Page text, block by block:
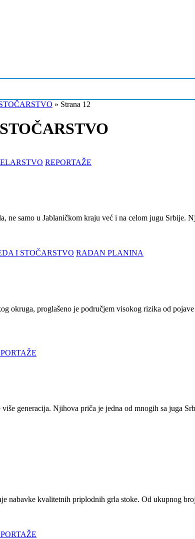
» Strana 12
REPORTAŽE
ne samo u Jablaničkom kraju već i na celom jugu Srbije.
I STOČARSTVO RADAN PLANINA
okruga, proglašeno je područjem visokog rizika od
generacija. Njihova priča je jedna od mnogih sa juga
nabavke kvalitetnih priplodnih grla stoke. Od ukupnog